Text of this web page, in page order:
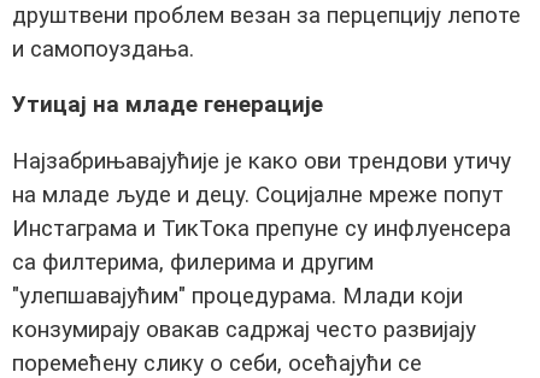
друштвени проблем везан за перцепцију лепоте
и самопоуздања.
Утицај на младе генерације
Најзабрињавајућије је како ови трендови утичу
на младе људе и децу. Социјалне мреже попут
Инстаграма и ТикТока препунe су инфлуенсера
са филтерима, филерима и другим
"улепшавајућим" процедурама. Млади који
конзумирају овакав садржај често развијају
поремећену слику о себи, осећајући се